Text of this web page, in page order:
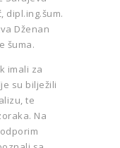
dipl.ing.šum.
Dženan
šuma.
imali za
su bilježili
te
Na